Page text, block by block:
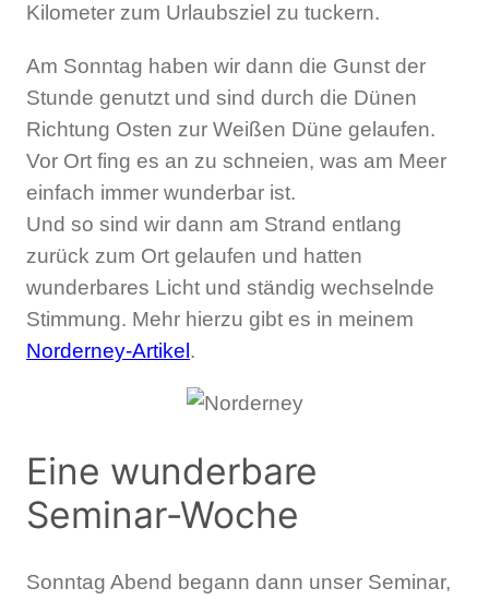
Kilometer zum Urlaubsziel zu tuckern.
Am Sonntag haben wir dann die Gunst der
Stunde genutzt und sind durch die Dünen
Richtung Osten zur Weißen Düne gelaufen.
Vor Ort fing es an zu schneien, was am Meer
einfach immer wunderbar ist.
Und so sind wir dann am Strand entlang
zurück zum Ort gelaufen und hatten
wunderbares Licht und ständig wechselnde
Stimmung. Mehr hierzu gibt es in meinem
Norderney-Artikel.
Eine wunderbare
Seminar-Woche
Sonntag Abend begann dann unser Seminar,